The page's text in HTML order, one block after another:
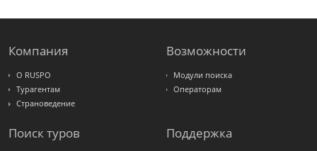
Интурист
Компания
О RUSPO
Турагентам
Страноведение
Возможности
Модули поиска
Операторам
Поиск туров Поддержка